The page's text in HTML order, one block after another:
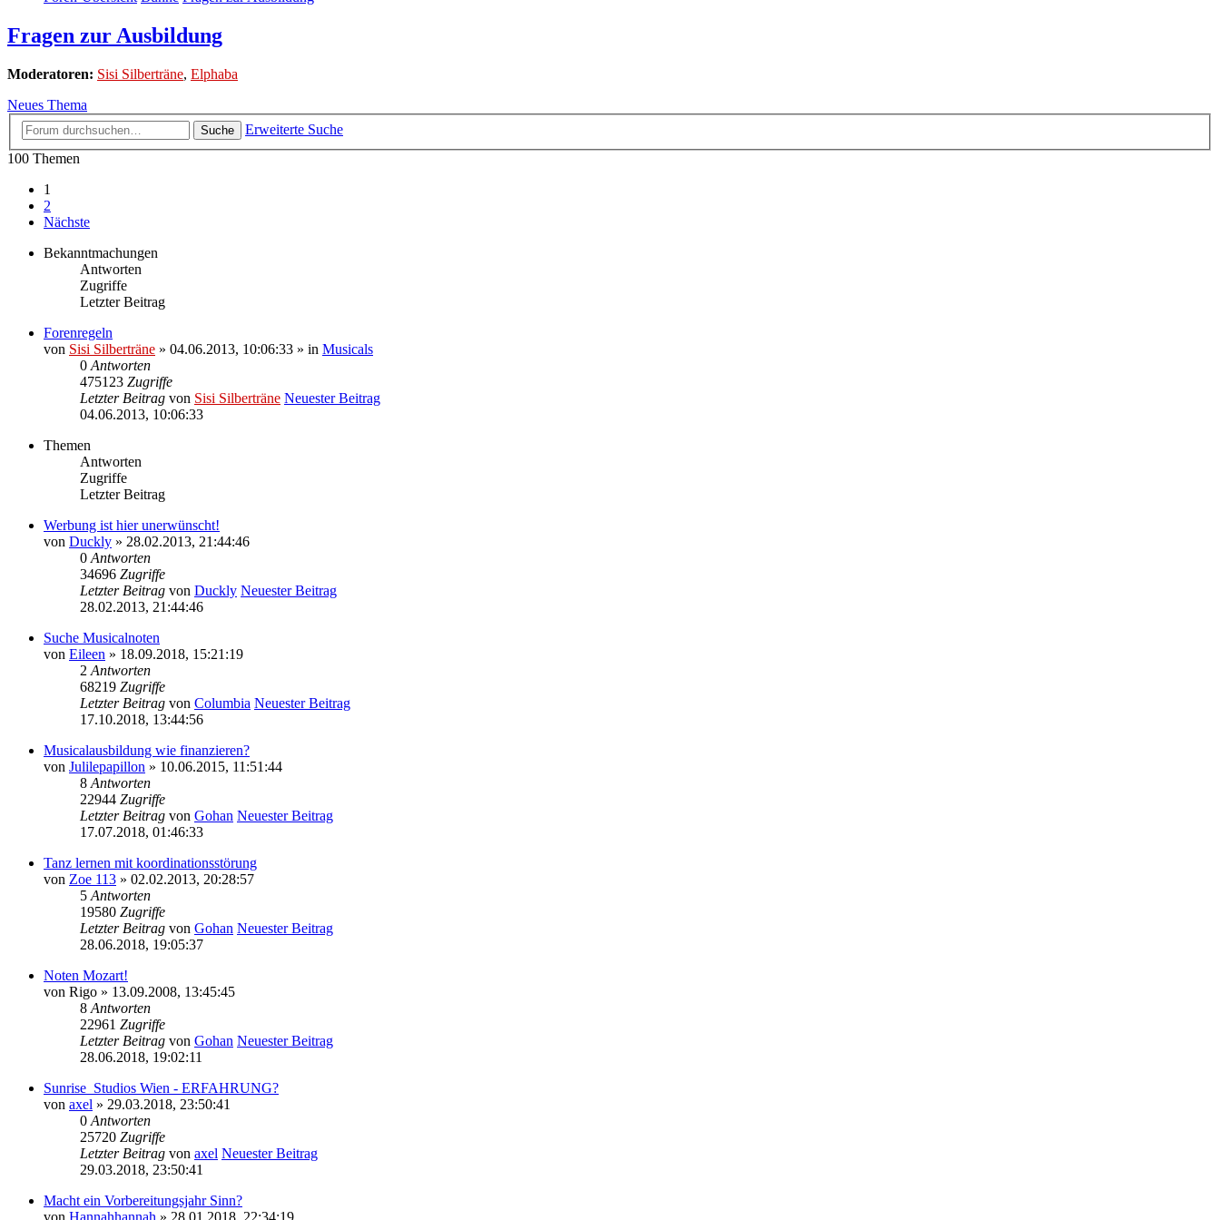
Fragen zur Ausbildung
Moderatoren: Sisi Silberträne, Elphaba
Neues Thema
Suche
Erweiterte Suche
100 Themen
1
2
Nächste
Bekanntmachungen
Antworten
Zugriffe
Letzter Beitrag
Forenregeln
von Sisi Silberträne » 04.06.2013, 10:06:33 » in Musicals
0 Antworten
475123 Zugriffe
Letzter Beitrag von Sisi Silberträne Neuester Beitrag
04.06.2013, 10:06:33
Themen
Antworten
Zugriffe
Letzter Beitrag
Werbung ist hier unerwünscht!
von Duckly » 28.02.2013, 21:44:46
0 Antworten
34696 Zugriffe
Letzter Beitrag von Duckly Neuester Beitrag
28.02.2013, 21:44:46
Suche Musicalnoten
von Eileen » 18.09.2018, 15:21:19
2 Antworten
68219 Zugriffe
Letzter Beitrag von Columbia Neuester Beitrag
17.10.2018, 13:44:56
Musicalausbildung wie finanzieren?
von Julilepapillon » 10.06.2015, 11:51:44
8 Antworten
22944 Zugriffe
Letzter Beitrag von Gohan Neuester Beitrag
17.07.2018, 01:46:33
Tanz lernen mit koordinationsstörung
von Zoe 113 » 02.02.2013, 20:28:57
5 Antworten
19580 Zugriffe
Letzter Beitrag von Gohan Neuester Beitrag
28.06.2018, 19:05:37
Noten Mozart!
von Rigo » 13.09.2008, 13:45:45
8 Antworten
22961 Zugriffe
Letzter Beitrag von Gohan Neuester Beitrag
28.06.2018, 19:02:11
Sunrise_Studios Wien - ERFAHRUNG?
von axel » 29.03.2018, 23:50:41
0 Antworten
25720 Zugriffe
Letzter Beitrag von axel Neuester Beitrag
29.03.2018, 23:50:41
Macht ein Vorbereitungsjahr Sinn?
von Hannahhannah » 28.01.2018, 22:34:19